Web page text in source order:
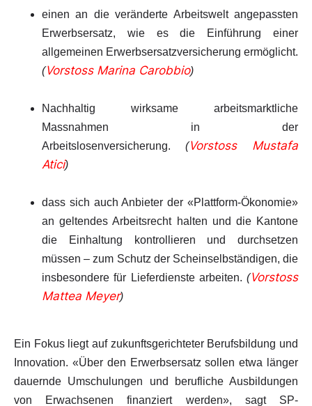
einen an die veränderte Arbeitswelt angepassten
Erwerbsersatz, wie es die Einführung einer
allgemeinen Erwerbsersatzversicherung ermöglicht.
(Vorstoss Marina Carobbio)
Nachhaltig wirksame arbeitsmarktliche
Massnahmen in der
Arbeitslosenversicherung. (Vorstoss Mustafa
Atici)
dass sich auch Anbieter der «Plattform-Ökonomie»
an geltendes Arbeitsrecht halten und die Kantone
die Einhaltung kontrollieren und durchsetzen
müssen – zum Schutz der Scheinselbständigen, die
insbesondere für Lieferdienste arbeiten. (Vorstoss
Mattea Meyer)
Ein Fokus liegt auf zukunftsgerichteter Berufsbildung und
Innovation. «Über den Erwerbsersatz sollen etwa länger
dauernde Umschulungen und berufliche Ausbildungen
von Erwachsenen finanziert werden», sagt SP-